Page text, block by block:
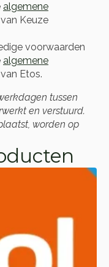
algemene
Keuze
voorwaarden
algemene
Etos.
tussen
en verstuurd.
worden op